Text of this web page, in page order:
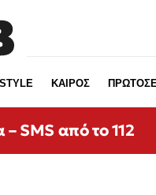
ΚΑΙΡΟΣ
SMS από το 112